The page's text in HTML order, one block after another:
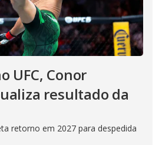
UFC, Conor
resultado da
retorno em 2027 para despedida